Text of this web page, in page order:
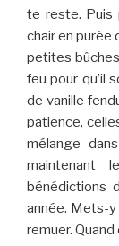
te reste. Puis
chair en purée
petites
feu pour qu’il
de vanille
patience,
mélange
maintenant
bénédictions
année. Mets-
remuer.